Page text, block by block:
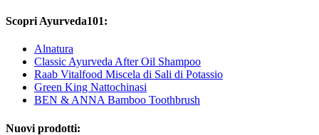
Scopri Ayurveda101:
Alnatura
Classic Ayurveda After Oil Shampoo
Raab Vitalfood Miscela di Sali di Potassio
Green King Nattochinasi
BEN & ANNA Bamboo Toothbrush
Nuovi prodotti: